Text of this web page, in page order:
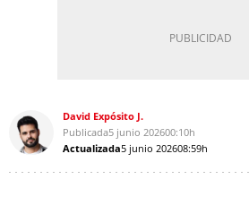
David Expósito J.
Publicada5 junio 202600:10h
Actualizada5 junio 202608:59h